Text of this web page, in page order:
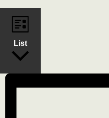
List